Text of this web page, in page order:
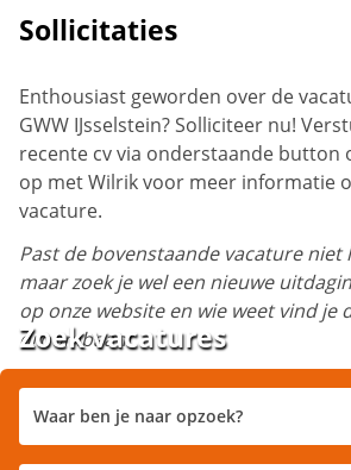
Sollicitaties
Enthousiast geworden over de
GWW IJsselstein? Solliciteer nu!
recente cv via onderstaande button
op met Wilrik voor meer informatie
vacature.
Past de bovenstaande vacature niet
maar zoek je wel een nieuwe
op onze website en wie weet vind je
droombaan!
Zoek vacatures